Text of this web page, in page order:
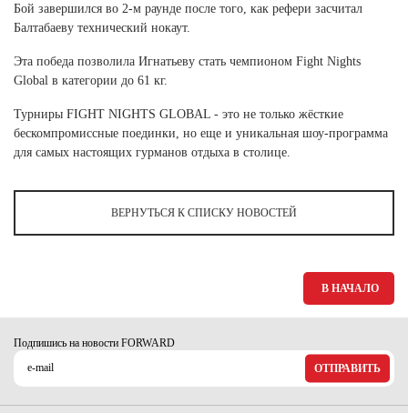
Ханты-Мансийский автономный округ (3)
Ямало-Ненецкий автономный округ (1)
Бой завершился во 2-м раунде после того, как рефери засчитал
Балтабаеву технический нокаут.
Эта победа позволила Игнатьеву стать чемпионом Fight Nights
Global в категории до 61 кг.
Турниры FIGHT NIGHTS GLOBAL - это не только жёсткие
бескомпромиссные поединки, но еще и уникальная шоу-программа
для самых настоящих гурманов отдыха в столице.
ВЕРНУТЬСЯ К СПИСКУ НОВОСТЕЙ
В НАЧАЛО
Подпишись на новости FORWARD
ОТПРАВИТЬ